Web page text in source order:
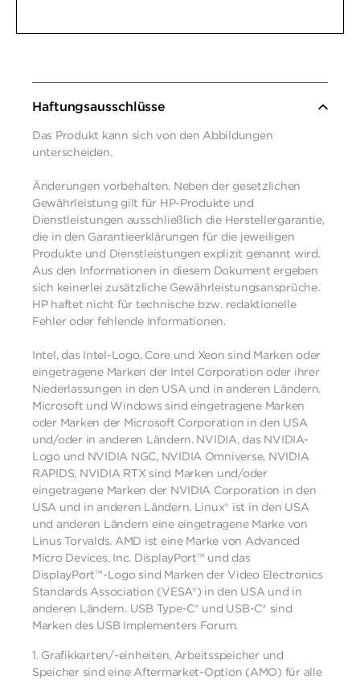
Haftungsausschlüsse
Das Produkt kann sich von den Abbildungen
unterscheiden.
Änderungen vorbehalten. Neben der gesetzlichen
Gewährleistung gilt für HP-Produkte und
Dienstleistungen ausschließlich die Herstellergarantie,
die in den Garantieerklärungen für die jeweiligen
Produkte und Dienstleistungen explizit genannt wird.
Aus den Informationen in diesem Dokument ergeben
sich keinerlei zusätzliche Gewährleistungsansprüche.
HP haftet nicht für technische bzw. redaktionelle
Fehler oder fehlende Informationen.
Intel, das Intel-Logo, Core und Xeon sind Marken oder
eingetragene Marken der Intel Corporation oder ihrer
Niederlassungen in den USA und in anderen Ländern.
Microsoft und Windows sind eingetragene Marken
oder Marken der Microsoft Corporation in den USA
und/oder in anderen Ländern. NVIDIA, das NVIDIA-
Logo und NVIDIA NGC, NVIDIA Omniverse, NVIDIA
RAPIDS, NVIDIA RTX sind Marken und/oder
eingetragene Marken der NVIDIA Corporation in den
USA und in anderen Ländern. Linux® ist in den USA
und anderen Ländern eine eingetragene Marke von
Linus Torvalds. AMD ist eine Marke von Advanced
Micro Devices, Inc. DisplayPort™ und das
DisplayPort™-Logo sind Marken der Video Electronics
Standards Association (VESA®) in den USA und in
anderen Ländern. USB Type-C® und USB-C® sind
Marken des USB Implementers Forum.
1. Grafikkarten/-einheiten, Arbeitsspeicher und
Speicher sind eine Aftermarket-Option (AMO) für alle